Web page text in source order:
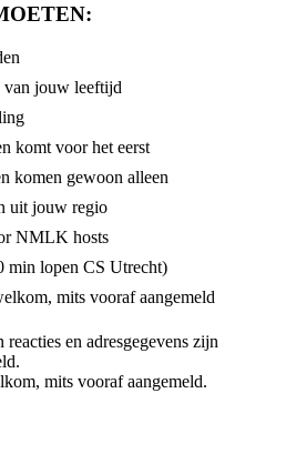
jouw leeftijd
komt voor het eerst
komen gewoon alleen
uit jouw regio
NMLK hosts
min lopen CS Utrecht)
mits vooraf aangemeld
en adresgegevens zijn
mits vooraf aangemeld.